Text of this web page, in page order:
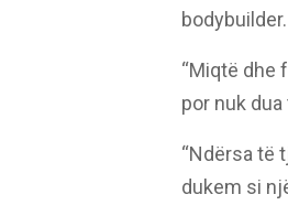
bodybuilder.
“Miqtë dhe
por nuk dua
“Ndërsa të
dukem si